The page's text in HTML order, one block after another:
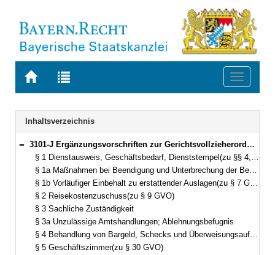
Zur
BAYERN.RECHT
Zur
letzten
Suche
Toggle
Navigation
Inhaltsverzeichnis
Bereich reduzieren
3101-J Ergänzungsvorschriften zur Gerichtsvollzieherordnung (ErgGVO) Bekanntmachung des Bayerischen Staatsministeriums der Justiz vom 7. März 1980, Az. 2344 - V - 76/80 (JMBl. S. 43) (§§ 1–20)
§ 1 Dienstausweis, Geschäftsbedarf, Dienststempel(zu §§ 4, 5, 36 GVO)
§ 1a Maßnahmen bei Beendigung und Unterbrechung der Beschäftigung(zu § 6 GVO)
§ 1b Vorläufiger Einbehalt zu erstattender Auslagen(zu § 7 GVO)
§ 2 Reisekostenzuschuss(zu § 9 GVO)
§ 3 Sachliche Zuständigkeit
§ 3a Unzulässige Amtshandlungen; Ablehnungsbefugnis
§ 4 Behandlung von Bargeld, Schecks und Überweisungsaufträgen durch die Verteilungsstelle(zu § 22 Abs. 6 GVO)
§ 5 Geschäftszimmer(zu § 30 GVO)